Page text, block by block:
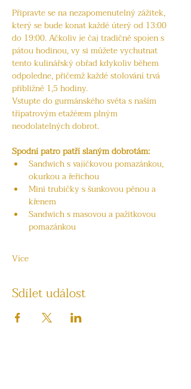
Připravte se na nezapomenutelný zážitek,
který se bude konat každé úterý od 13:00
do 19:00. Ačkoliv je čaj tradičně spojen s
pátou hodinou, vy si můžete vychutnat
tento kulinářský obřad kdykoliv během
odpoledne, přičemž každé stolování trvá
přibližně 1,5 hodiny.
Vstupte do gurmánského světa s naším
třípatrovým etažérem plným
neodolatelných dobrot.
Spodní patro patří slaným dobrotám:
Sandwich s vajíčkovou pomazánkou,
okurkou a řeřichou
Mini trubičky s šunkovou pěnou a
křenem
Sandwich s masovou a pažitkovou
pomazánkou
Více
Sdílet událost